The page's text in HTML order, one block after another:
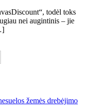
todėl toks
nei augintinis – jie
žemės drebėjimo